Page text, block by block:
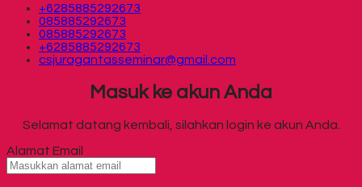
+6285885292673
085885292673
085885292673
+6285885292673
csjuragantasseminar@gmail.com
Masuk ke akun Anda
Selamat datang kembali, silahkan login ke akun Anda.
Alamat Email